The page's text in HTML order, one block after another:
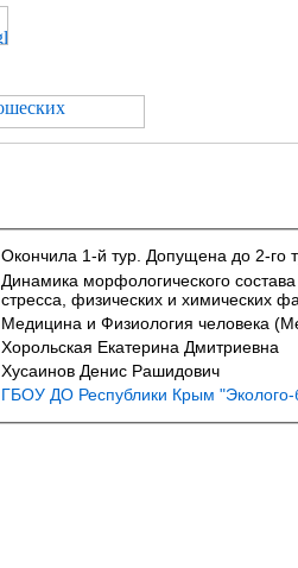
Окончила 1-й тур. Допущена до 2-го
Динамика морфологического
стресса, физических и химических
Медицина и Физиология человека
Хорольская Екатерина Дмитриевна
Хусаинов Денис Рашидович
ГБОУ ДО Республики Крым "Эколого-